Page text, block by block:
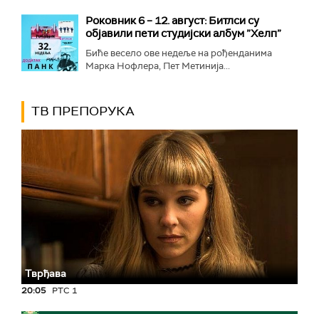
Роковник 6 – 12. август: Битлси су
објавили пети студијски албум ”Хелп”
Биће весело ове недеље на рођенданима
Марка Нофлера, Пет Метинија...
ТВ ПРЕПОРУКА
Тврђава
20:05 РТС 1